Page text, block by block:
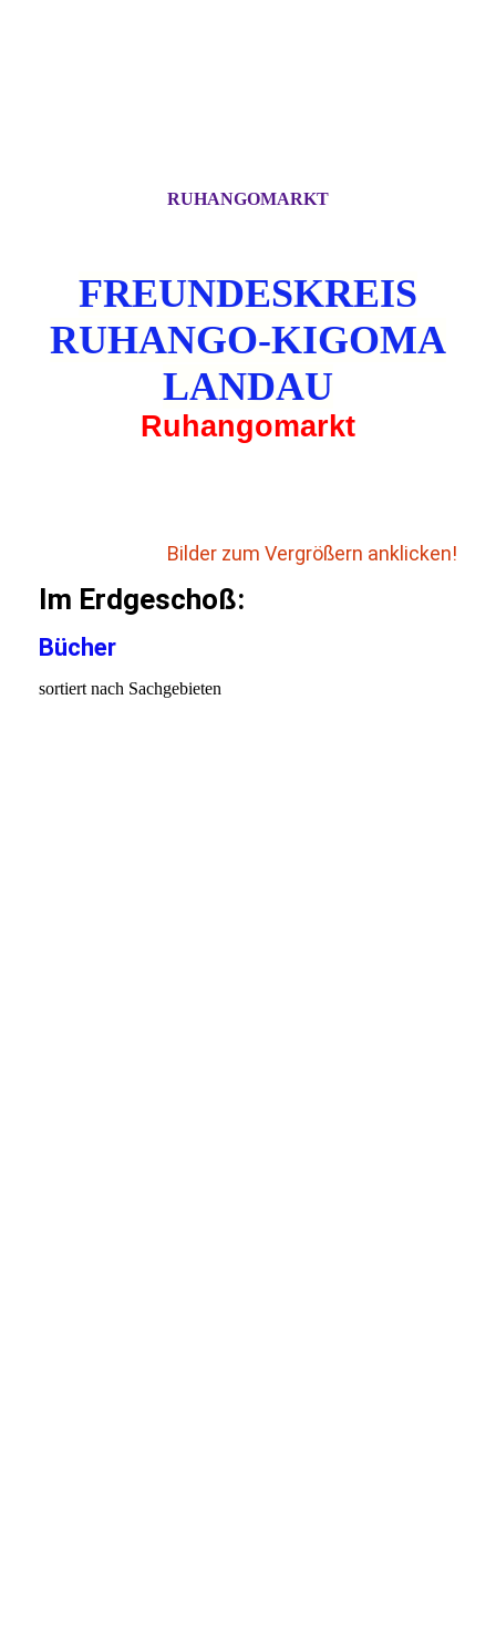
RUHANGOMARKT
FREUNDESKREIS
RUHANGO-KIGOMA
LANDAU
Ruhangomarkt
Bilder zum Vergrößern anklicken!
Im Erdgeschoß:
Bücher
sortiert nach Sachgebieten